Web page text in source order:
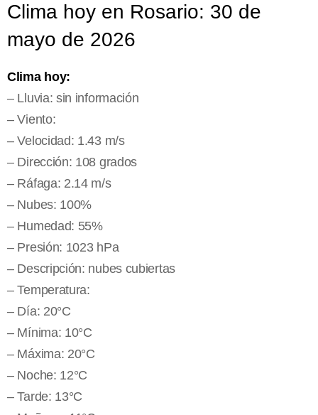
Clima hoy en Rosario: 30 de
mayo de 2026
Clima hoy:
– Lluvia: sin información
– Viento:
– Velocidad: 1.43 m/s
– Dirección: 108 grados
– Ráfaga: 2.14 m/s
– Nubes: 100%
– Humedad: 55%
– Presión: 1023 hPa
– Descripción: nubes cubiertas
– Temperatura:
– Día: 20°C
– Mínima: 10°C
– Máxima: 20°C
– Noche: 12°C
– Tarde: 13°C